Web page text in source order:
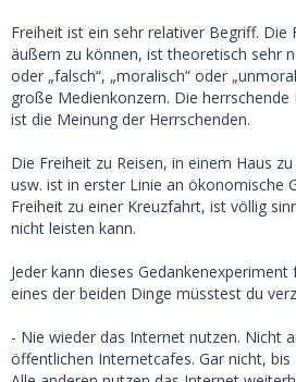
Freiheit ist ein sehr relativer Begriff. Die
äußern zu können, ist theoretisch sehr
oder „falsch“, „moralisch“ oder
große Medienkonzern. Die
ist die Meinung der Herrschenden.
Die Freiheit zu Reisen, in einem Haus
usw. ist in erster Linie an ökonomische
Freiheit zu einer Kreuzfahrt, ist völlig
nicht leisten kann.
Jeder kann dieses
eines der beiden Dinge müsstest du
- Nie wieder das Internet nutzen. Nicht
öffentlichen Internetcafes. Gar nicht, bis